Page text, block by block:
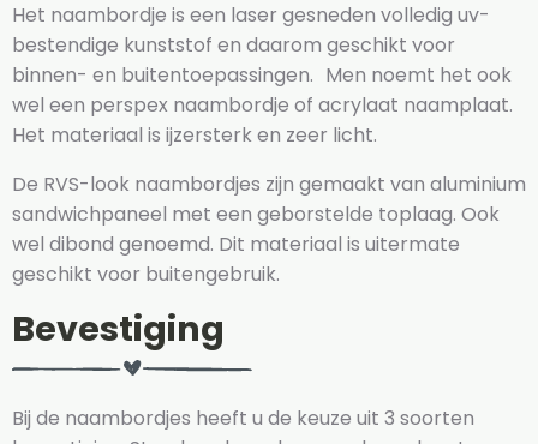
Het naambordje is een laser gesneden volledig uv-
bestendige kunststof en daarom geschikt voor
binnen- en buitentoepassingen. Men noemt het ook
wel een perspex naambordje of acrylaat naamplaat.
Het materiaal is ijzersterk en zeer licht.
De RVS-look naambordjes zijn gemaakt van aluminium
sandwichpaneel met een geborstelde toplaag. Ook
wel dibond genoemd. Dit materiaal is uitermate
geschikt voor buitengebruik.
Bevestiging
Bij de naambordjes heeft u de keuze uit 3 soorten